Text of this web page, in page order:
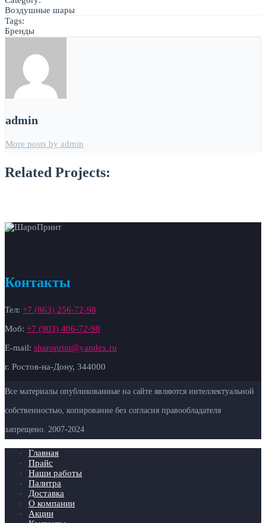
Воздушные шары
Tags:
Бренды
admin
More posts by admin
Related Projects:
Контакты
Тел: +7 (863) 256-72-98
Моб: +7 (903) 406-72-98
E-mail: sharoprint@yandex.ru
г. Ростов-на-Дону, 344000
Все материалы опубликованные на сайте являются интеллектуальной
собственностью, копирование без согласия правообладателя
запрещено. 2007-2024
Главная
Прайс
Наши работы
Палитра
Доставка
О компании
Акции